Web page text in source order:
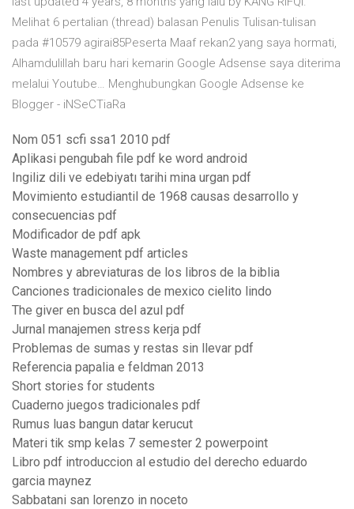
Melihat 6 pertalian (thread) balasan Penulis Tulisan-tulisan
pada #10579 agirai85Peserta Maaf rekan2 yang saya hormati,
Alhamdulillah baru hari kemarin Google Adsense saya diterima
melalui Youtube… Menghubungkan Google Adsense ke
Blogger - iNSeCTiaRa
Nom 051 scfi ssa1 2010 pdf
Aplikasi pengubah file pdf ke word android
Ingiliz dili ve edebiyatı tarihi mina urgan pdf
Movimiento estudiantil de 1968 causas desarrollo y
consecuencias pdf
Modificador de pdf apk
Waste management pdf articles
Nombres y abreviaturas de los libros de la biblia
Canciones tradicionales de mexico cielito lindo
The giver en busca del azul pdf
Jurnal manajemen stress kerja pdf
Problemas de sumas y restas sin llevar pdf
Referencia papalia e feldman 2013
Short stories for students
Cuaderno juegos tradicionales pdf
Rumus luas bangun datar kerucut
Materi tik smp kelas 7 semester 2 powerpoint
Libro pdf introduccion al estudio del derecho eduardo
garcia maynez
Sabbatani san lorenzo in noceto